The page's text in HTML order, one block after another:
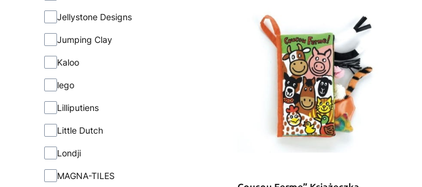
Jellystone Designs
Jumping Clay
Kaloo
lego
Lilliputiens
Little Dutch
Londji
MAGNA-TILES